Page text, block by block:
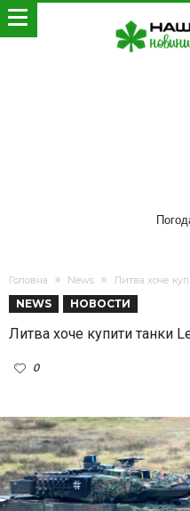
Головна News Литва хоче
NEWS НОВОСТИ
Литва хоче купити танки
0